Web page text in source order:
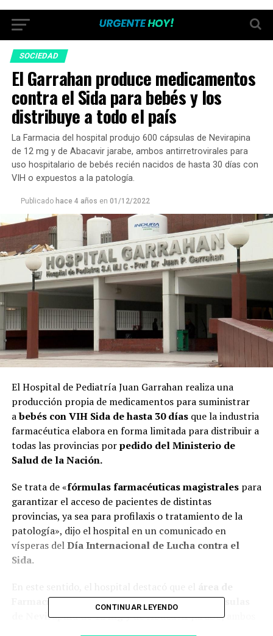
SOCIEDAD
El Garrahan produce medicamentos
contra el Sida para bebés y los
distribuye a todo el país
La Farmacia del hospital produjo 600 cápsulas de Nevirapina
de 12 mg y de Abacavir jarabe, ambos antirretrovirales para
uso hospitalario de bebés recién nacidos de hasta 30 días con
VIH o expuestos a la patología.
Publicado hace 4 años en 01/12/2022
El Hospital de Pediatría Juan Garrahan realiza una
producción propia de medicamentos para suministrar
abebés con VIH Sida de hasta 30 días que la industria
farmacéutica elabora en forma limitada para distribuir a
todas las provincias porpedido del Ministerio de
Salud de la Nación.
Se trata de «fórmulas farmacéuticas magistralespara
garantizar el acceso de pacientes de distintas
provincias, ya sea para profilaxis o tratamiento de la
patología», dijo el hospital en un comunicado en
vísperas delDía Internacional de Lucha contra el
Sida.
Farmacia trabajó en la producción de 600 cápsulas
de Nevirapina de 12 mg y de Abacavir jarabe,ambos
CONTINUAR LEYENDO